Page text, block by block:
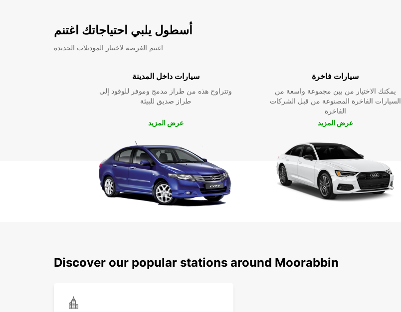
أسطول يلبي احتياجاتك اغتنم
اغتنم الفرصة لاختبار الموديلات الجديدة
سيارات داخل المدينة
وتتراوح هذه من طراز مدمج وموفر للوقود إلى
طراز صديق للبيئة
عرض المزيد
سيارات فاخرة
يمكنك الاختيار من بين مجموعة واسعة من
السيارات الفاخرة المصنوعة من قبل الشركات
الفاخرة
عرض المزيد
Discover our popular stations around Moorabbin